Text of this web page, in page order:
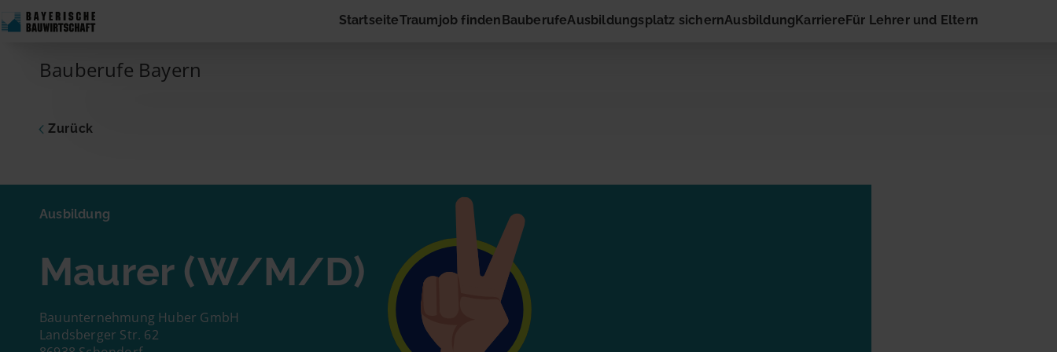
Skip to content StartseiteTraumjob findenBauberufeAusbildungsplatz sichernAusbildungKarriereFür Lehrer und Eltern
Bauberufe Bayern
Zurück
Ausbildung
Maurer (W/M/D)
Bauunternehmung Huber GmbH
Landsberger Str. 62
Dich interessiert die vorgeschlagene Stelle? Dann nimm gleich hier Kontakt
zum Unternehmen auf! Du musst nur Deinen Namen und Deine E-Mail-
Adresse eingeben. Schon geht es los!